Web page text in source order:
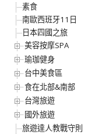
素食
南歐西班牙11日
日本四國之旅
美容按摩SPA
瑜珈健身
台中美食區
食在北部&南部
台灣旅遊
國外旅遊
旅遊達人教戰守則